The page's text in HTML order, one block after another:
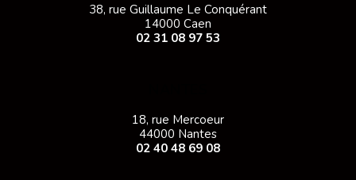
38, rue Guillaume Le Conquérant
14000 Caen
02 31 08 97 53
18, rue Mercoeur
44000 Nantes
02 40 48 69 08